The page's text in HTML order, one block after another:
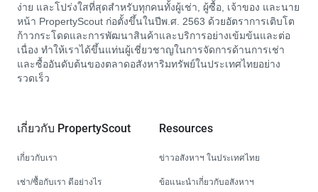
ง่าย และโปร่งใสที่สุดสำหรับทุกคนทั้งผู้เช่า, ผู้ซื้อ, เจ้าของ และนาย
หน้า PropertyScout ก่อตั้งขึ้นในปีพ.ศ. 2563 ด้วยอัตราการเติบโต
ก้าวกระโดดและการพัฒนาสินค้าและบริการอย่างเข้มข้นและต่อ
เนื่อง ทำให้เราได้ขึ้นแท่นผู้เชี่ยวชาญในการจัดการด้านการเช่า
และซื้ออันดับต้นของตลาดอสังหาริมทรัพย์ในประเทศไทยอย่าง
รวดเร็ว
เกี่ยวกับ PropertyScout
เกี่ยวกับเรา
เช่า/ซื้อกับเรา ดีอย่างไร
Resources
ข่าวอสังหาฯ ในประเทศไทย
ข้อแนะนำเกี่ยวกับอสังหาฯ